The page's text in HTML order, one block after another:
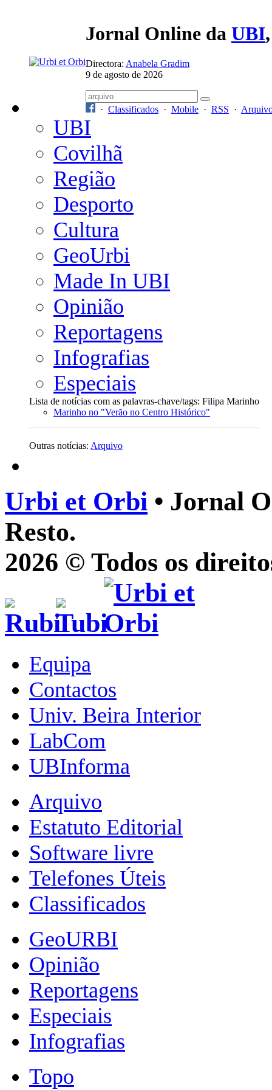
Jornal Online da UBI
Directora: Anabela Gradim
9 de agosto de 2026
· Classificados · Mobile · RSS ·
UBI
Covilhã
Região
Desporto
Cultura
GeoUrbi
Made In UBI
Opinião
Reportagens
Infografias
Especiais
Lista de notícias com as palavras-chave/tags: Filipa Marinho
Marinho no "Verão no Centro Histórico"
Outras notícias: Arquivo
Urbi et Orbi • Jornal
Resto.
2026 © Todos os
Equipa
Contactos
Univ. Beira Interior
LabCom
UBInforma
Arquivo
Estatuto Editorial
Software livre
Telefones Úteis
Classificados
GeoURBI
Opinião
Reportagens
Especiais
Infografias
Topo